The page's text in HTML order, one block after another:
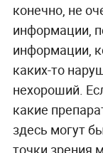
конечно, не
информации,
информации,
каких-то
нехороший.
какие
здесь могут
точки зрения